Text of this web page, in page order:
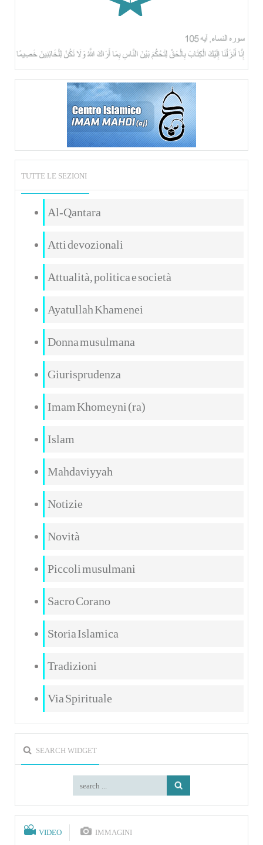
TUTTE LE SEZIONI
Al-Qantara
Atti devozionali
Attualità, politica e società
Ayatullah Khamenei
Donna musulmana
Giurisprudenza
Imam Khomeyni (ra)
Islam
Mahdaviyyah
Notizie
Novità
Piccoli musulmani
Sacro Corano
Storia Islamica
Tradizioni
Via Spirituale
SEARCH WIDGET
VIDEO IMMAGINI